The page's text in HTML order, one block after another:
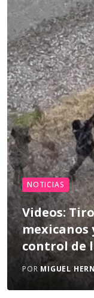
NOTICIAS
Videos:
mexicanos
control de
POR MIGUEL